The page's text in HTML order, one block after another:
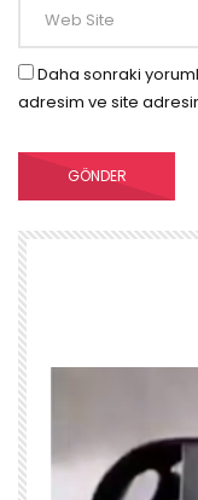
Daha sonraki
adresim ve site